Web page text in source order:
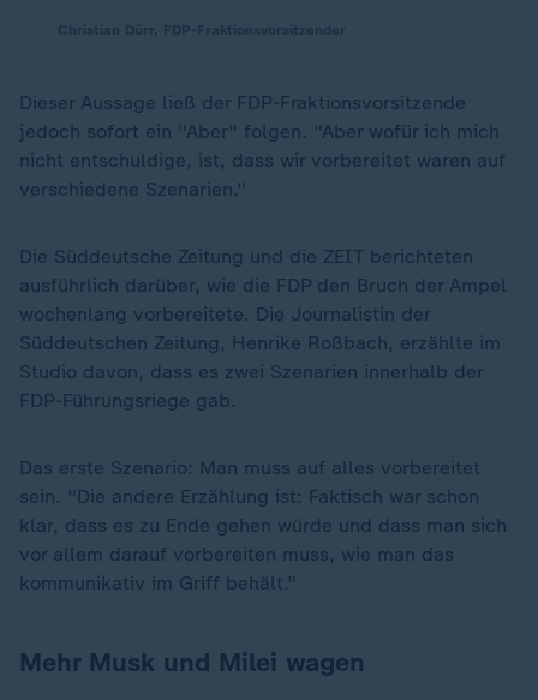
Dieser Aussage ließ der FDP-Fraktionsvorsitzende
jedoch sofort ein "Aber" folgen. "Aber wofür ich mich
nicht entschuldige, ist, dass wir vorbereitet waren auf
verschiedene Szenarien."
Die Süddeutsche Zeitung und die ZEIT berichteten
ausführlich darüber, wie die FDP den Bruch der Ampel
wochenlang vorbereitete. Die Journalistin der
Süddeutschen Zeitung, Henrike Roßbach, erzählte im
Studio davon, dass es zwei Szenarien innerhalb der
FDP-Führungsriege gab.
Das erste Szenario: Man muss auf alles vorbereitet
sein. "Die andere Erzählung ist: Faktisch war schon
klar, dass es zu Ende gehen würde und dass man sich
vor allem darauf vorbereiten muss, wie man das
kommunikativ im Griff behält."
Mehr Musk und Milei wagen